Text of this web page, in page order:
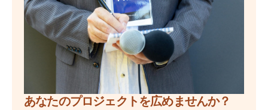
あなたのプロジェクトを広めませんか？